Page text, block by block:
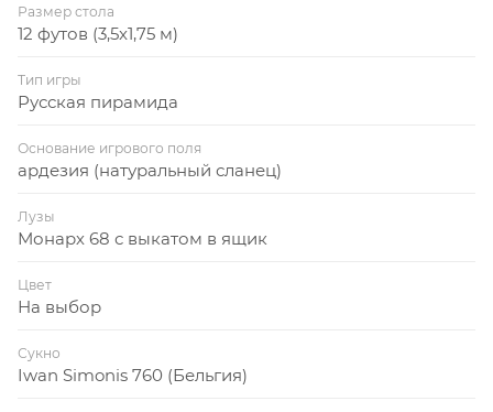
Размер стола
12 футов (3,5x1,75 м)
Тип игры
Русская пирамида
Основание игрового поля
ардезия (натуральный сланец)
Лузы
Монарх 68 с выкатом в ящик
Цвет
На выбор
Сукно
Iwan Simonis 760 (Бельгия)